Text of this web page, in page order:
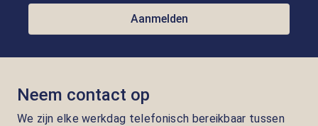
Aanmelden
Neem contact op
We zijn elke werkdag telefonisch bereikbaar tussen